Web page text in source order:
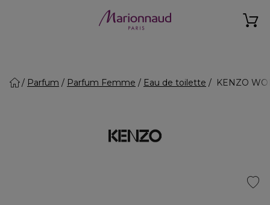
Parfum Parfum Femme Eau de toilette KENZO